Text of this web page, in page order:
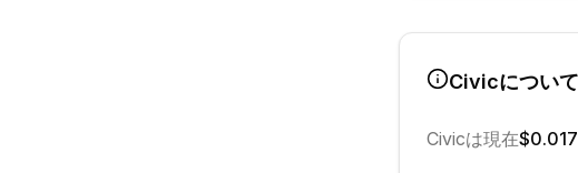
Civicについて
Civicは現在